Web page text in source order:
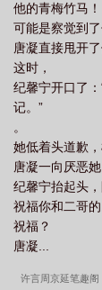
他的青梅竹马！
可能是察觉到
唐凝直接甩开了
这时，
纪馨宁开口了
记。”
。
她低着头道歉
唐凝一向厌恶她
纪馨宁抬起头
祝福你和二哥的
祝福？
唐凝...
许言周京延笔趣阁